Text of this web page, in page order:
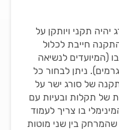
תקני ויותקן על
חייבת לכלול
(המיועדים לנשיאה
ניתן לבחור כל
של סורג ישר על
של תקלות ובעיות עם
בו צריך לעמוד
65 ק"ג, בעוד שהמרחק בין שני מוטות